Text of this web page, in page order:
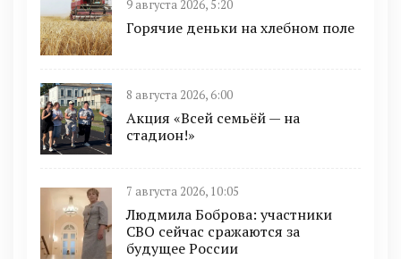
9 августа 2026, 5:20
Горячие деньки на хлебном поле
8 августа 2026, 6:00
Акция «Всей семьёй — на
стадион!»
7 августа 2026, 10:05
Людмила Боброва: участники
СВО сейчас сражаются за
будущее России